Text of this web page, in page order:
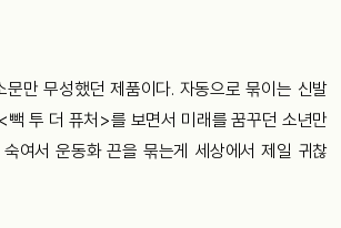
문만 무성했던 제품이다. 자동으로 묶이는 신발
빽 투 더 퓨처>를 보면서 미래를 꿈꾸던 소년만
여서 운동화 끈을 묶는게 세상에서 제일 귀찮